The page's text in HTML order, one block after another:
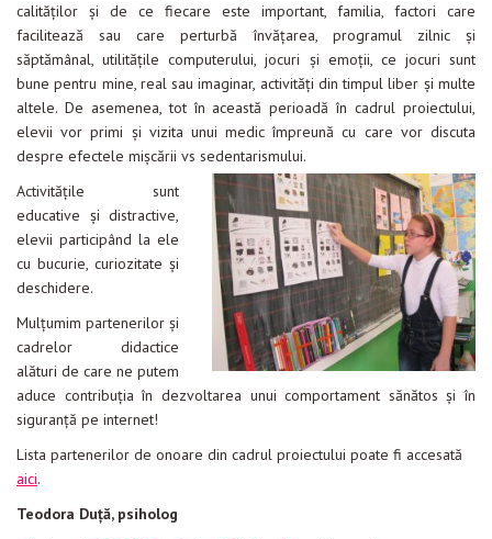
calităţilor şi de ce fiecare este important, familia, factori care
facilitează sau care perturbă învăţarea, programul zilnic şi
săptămânal, utilităţile computerului, jocuri şi emoţii, ce jocuri sunt
bune pentru mine, real sau imaginar, activităţi din timpul liber şi multe
altele. De asemenea, tot în această perioadă în cadrul proiectului,
elevii vor primi şi vizita unui medic împreună cu care vor discuta
despre efectele mişcării vs sedentarismului.
Activităţile sunt
educative şi distractive,
elevii participând la ele
cu bucurie, curiozitate şi
deschidere.
Mulţumim partenerilor şi
cadrelor didactice
alături de care ne putem
aduce contribuţia în dezvoltarea unui comportament sănătos şi în
siguranţă pe internet!
Lista partenerilor de onoare din cadrul proiectului poate fi accesată
aici.
Teodora Duţă, psiholog